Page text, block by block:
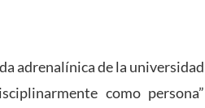
adrenalínica de la universidad
como persona”